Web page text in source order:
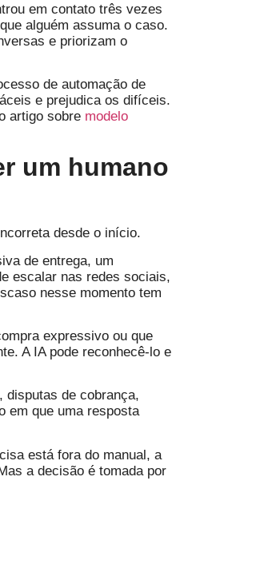
em contato três vezes
alguém assuma o caso.
e priorizam o
de automação de
e prejudica os difíceis.
artigo sobre modelo
um humano
desde o início.
de entrega, um
escalar nas redes sociais,
nesse momento tem
expressivo ou que
A IA pode reconhecê-lo e
disputas de cobrança,
em que uma resposta
está fora do manual, a
a decisão é tomada por